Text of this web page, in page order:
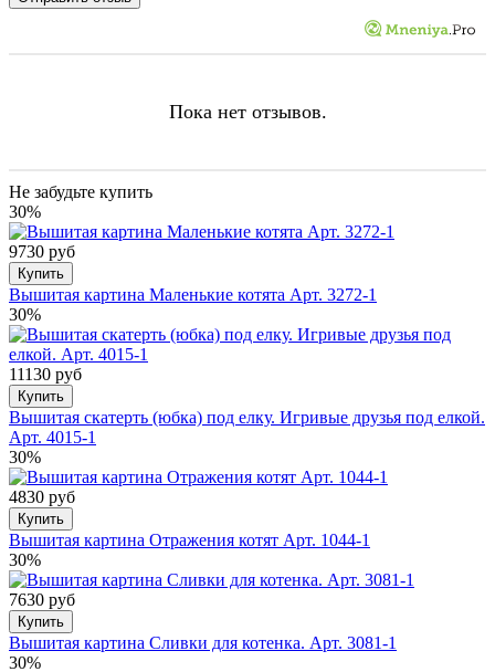
Пока нет отзывов.
Не забудьте купить
30%
9730 руб
Купить
Вышитая картина Маленькие котята Арт. 3272-1
30%
11130 руб
Купить
Вышитая скатерть (юбка) под елку. Игривые друзья под елкой.
Арт. 4015-1
30%
4830 руб
Купить
Вышитая картина Отражения котят Арт. 1044-1
30%
7630 руб
Купить
Вышитая картина Сливки для котенка. Арт. 3081-1
30%